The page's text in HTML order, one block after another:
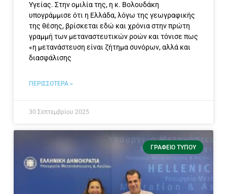
Υγείας. Στην ομιλία της, η κ. Βολουδάκη
υπογράμμισε ότι η Ελλάδα, λόγω της γεωγραφικής
της θέσης, βρίσκεται εδώ και χρόνια στην πρώτη
γραμμή των μεταναστευτικών ροών και τόνισε πως
«η μετανάστευση είναι ζήτημα συνόρων, αλλά και
διασφάλισης
ΠΕΡΙΣΣΟΤΕΡΑ »
30 Σεπτεμβρίου 2025
ΓΡΑΦΕΊΟ ΤΎΠΟΥ